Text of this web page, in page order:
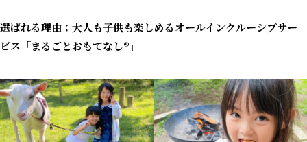
選ばれる理由：大人も子供も楽しめるオールインクルーシブサー
ビス「まるごとおもてなし®」